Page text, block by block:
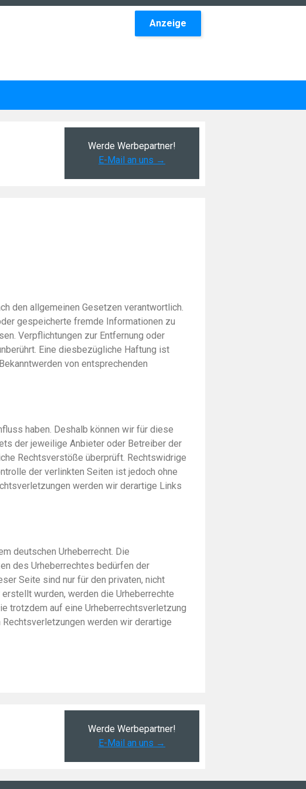
Anzeige
Werde Werbepartner!
E-Mail an uns →
den allgemeinen Gesetzen verantwortlich.
gespeicherte fremde Informationen zu
Verpflichtungen zur Entfernung oder
Eine diesbezügliche Haftung ist
von entsprechenden
haben. Deshalb können wir für diese
der jeweilige Anbieter oder Betreiber der
Rechtsverstöße überprüft. Rechtswidrige
der verlinkten Seiten ist jedoch ohne
werden wir derartige Links
deutschen Urheberrecht. Die
des Urheberrechtes bedürfen der
Seite sind nur für den privaten, nicht
wurden, werden die Urheberrechte
trotzdem auf eine Urheberrechtsverletzung
werden wir derartige
Werde Werbepartner!
E-Mail an uns →